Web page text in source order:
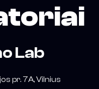
Lab
pr. 7A, Vilnius